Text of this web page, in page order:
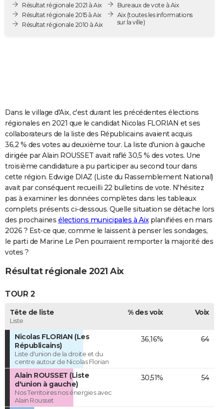
Destinations
City break
Voyage nature
Voyage de noces
Forum
ClimatPHOTO
Dictionnaire
Biographies
Citations
Expressions
Proverbes
PROGRAMME TV
COPAINS D'AVANT
S'inscrire
Se connecter
Lycées
Collèges
Primaires
Universités
Entreprises
Service militaire
Avis de recherche
AVIS DE DÉCÈS
FORUM
Bricolage
Lifestyle
Culture
Sport
Auto
Television
Voyage
Cinema
Résultat régionale 2021 à Aix
Résultat régionale 2015 à Aix
Résultat régionale 2010 à Aix
Bureaux de vote à Aix
Aix (toutes les informations
sur la ville)
Dans le village d'Aix, c'est durant les précédentes élections
régionales en 2021 que le candidat Nicolas FLORIAN et ses
collaborateurs de la liste des Républicains avaient acquis
36,2 % des votes au deuxième tour. La liste d'union à gauche
dirigée par Alain ROUSSET avait raflé 30,5 % des votes. Une
troisième candidature a pu participer au second tour dans
cette région. Edwige DIAZ (Liste du Rassemblement National)
avait par conséquent recueilli 22 bulletins de vote. N'hésitez
pas à examiner les données complètes dans les tableaux
complets présents ci-dessous. Quelle situation se détache lors
des prochaines élections municipales à Aixplanifiées en mars
2026 ? Est-ce que, comme le laissent à penser les sondages,
le parti de Marine Le Pen pourraient remporter la majorité des
votes ?
Résultat régionale 2021 Aix
TOUR 2
Tête de liste
Liste
% des voix Voix
Nicolas FLORIAN (Les
Républicains)
Liste d'union de la droite et du
centre autour de Nicolas Florian
36,16% 64
Alain ROUSSET (Liste
d'union à gauche)
Nos Territoires nos énergies avec
Alain Rousset
30,51% 54